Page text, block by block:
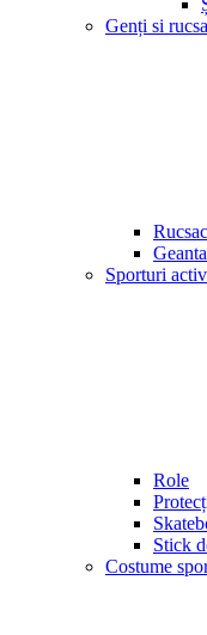
Genți si
Sporturi
Role
Stick
Costume